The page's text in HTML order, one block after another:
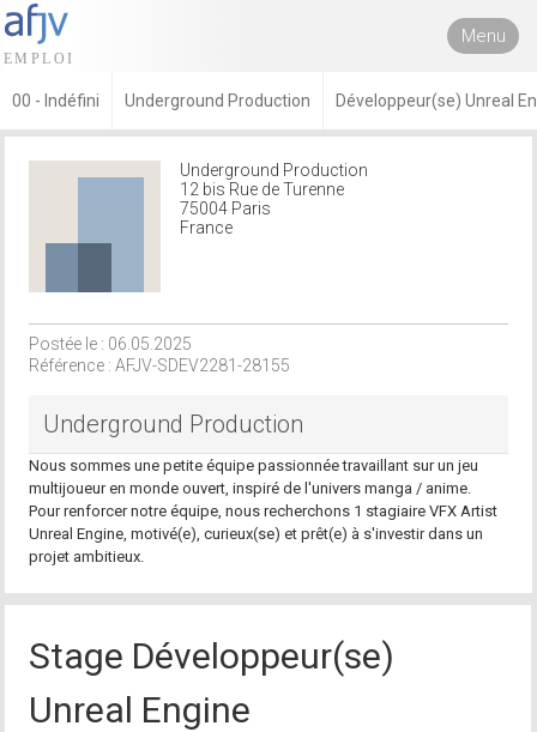
Menu
00 - Indéfini Underground Production Développeur(se) Unreal
Underground Production
12 bis Rue de Turenne
75004 Paris
France
Postée le : 06.05.2025
Référence : AFJV-SDEV2281-28155
Underground Production
Nous sommes une petite équipe passionnée travaillant sur un jeu
multijoueur en monde ouvert, inspiré de l'univers manga / anime.
Pour renforcer notre équipe, nous recherchons 1 stagiaire VFX Artist
Unreal Engine, motivé(e), curieux(se) et prêt(e) à s'investir dans un
projet ambitieux.
Stage Développeur(se)
Unreal Engine